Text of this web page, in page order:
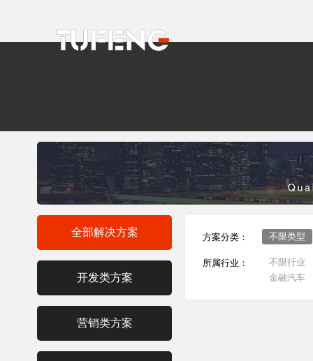
全部解决方案
开发类方案
营销类方案
方案分类： 不限类型
所属行业：
不限行业
金融汽车